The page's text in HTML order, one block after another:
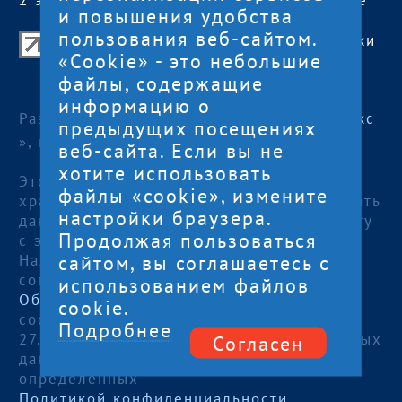
Центр поддержки экспорта Республики
Карелия
© 2012—2024
Разработка и поддержка сайта — «
Артлекс
», г. Петрозаводск
Этот сайт использует файлы cookies для
хранения данных. Продолжая использовать
данный сайт, Вы даете согласие на работу
с этими файлами.
Нажимая кнопку «Отправить», я даю
согласие на
Обработку персональных данных
соответствии с Федеральным законом от
27.07.2006 года №152-ФЗ «О персональных
данных», на условиях и для целей,
определенных
и повышения удобства
пользования веб-сайтом.
«Cookie» - это небольшие
файлы, содержащие
информацию о
предыдущих посещениях
веб-сайта. Если вы не
хотите использовать
файлы «cookie», измените
настройки браузера.
Продолжая пользоваться
сайтом, вы соглашаетесь с
использованием файлов
cookie.
Подробнее
Согласен